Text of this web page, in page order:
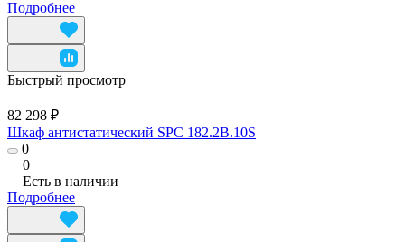
Подробнее
Быстрый просмотр
82 298 ₽
Шкаф антистатический SPC 182.2B.10S
0
0
Есть в наличии
Подробнее